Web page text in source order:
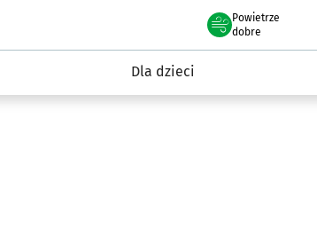
Powietrze
we Wrocławiu
dobre
Dla dzieci